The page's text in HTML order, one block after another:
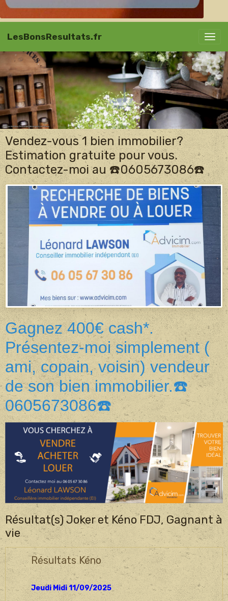
LesBonsResultats.fr
Vendez-vous 1 bien immobilier?
Estimation gratuite pour vous.
Contactez-moi au ☎️0605673086☎️
Gagnez 400€ cash*.
Présentez-moi simplement (
ami, copain, voisin) vendeur
de son bien immobilier.☎️
0605673086☎️
Résultat(s) Joker et Kéno FDJ, Gagnant à
vie
Résultats Kéno
Jeudi Midi 11/09/2025